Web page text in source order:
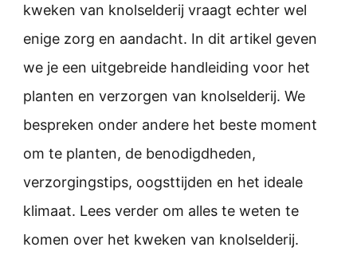
kweken van knolselderij vraagt echter wel
enige zorg en aandacht. In dit artikel geven
we je een uitgebreide handleiding voor het
planten en verzorgen van knolselderij. We
bespreken onder andere het beste moment
om te planten, de benodigdheden,
verzorgingstips, oogsttijden en het ideale
klimaat. Lees verder om alles te weten te
komen over het kweken van knolselderij.